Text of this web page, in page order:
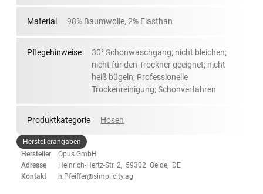
Material 98% Baumwolle, 2% Elasthan
Pflegehinweise
30° Schonwaschgang; nicht bleichen;
nicht für den Trockner geeignet; nicht
heiß bügeln; Professionelle
Trockenreinigung; Schonverfahren
Produktkategorie Hosen
Herstellerangaben
Hersteller
Opus GmbH
Adresse
Heinrich-Hertz-Str. 2, 59302 Oelde, DE
Kontakt
h.Pfeiffer@simplicity.ag